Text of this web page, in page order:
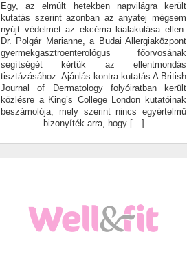
Egy, az elmúlt hetekben napvilágra került
kutatás szerint azonban az anyatej mégsem
nyújt védelmet az ekcéma kialakulása ellen.
Dr. Polgár Marianne, a Budai Allergiaközpont
gyermekgasztroenterológus főorvosának
segítségét kértük az ellentmondás
tisztázásához. Ajánlás kontra kutatás A British
Journal of Dermatology folyóiratban került
közlésre a King’s College London kutatóinak
beszámolója, mely szerint nincs egyértelmű
bizonyíték arra, hogy […]